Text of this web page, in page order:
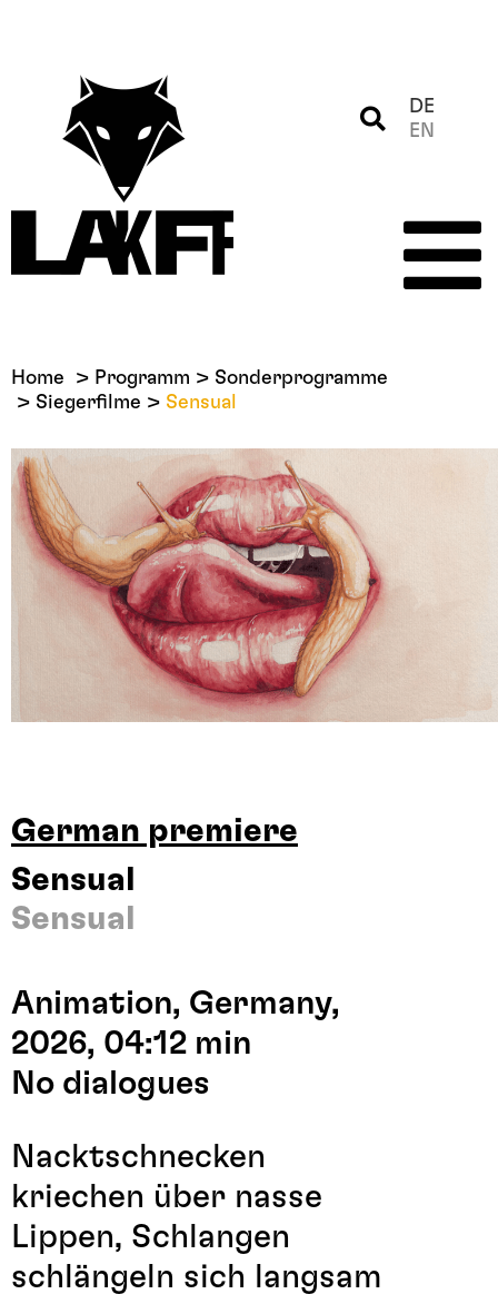
DE
EN
Home Programm
Sonderprogramme
Siegerfilme
Sensual
German premiere
Sensual
Sensual
Animation, Germany,
2026, 04:12 min
No dialogues
Nacktschnecken
kriechen über nasse
Lippen, Schlangen
schlängeln sich langsam